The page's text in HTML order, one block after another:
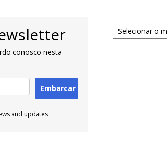
conosco nesta
Embarcar
and updates.
Arquivos
para